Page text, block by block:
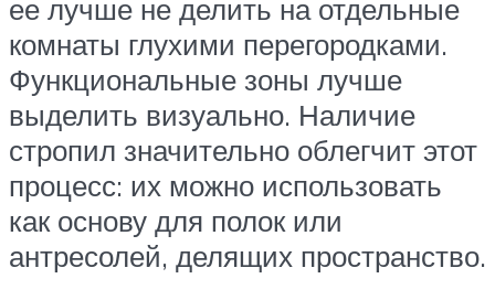
ее лучше не делить на отдельные
комнаты глухими перегородками.
Функциональные зоны лучше
выделить визуально. Наличие
стропил значительно облегчит этот
процесс: их можно использовать
как основу для полок или
антресолей, делящих пространство.